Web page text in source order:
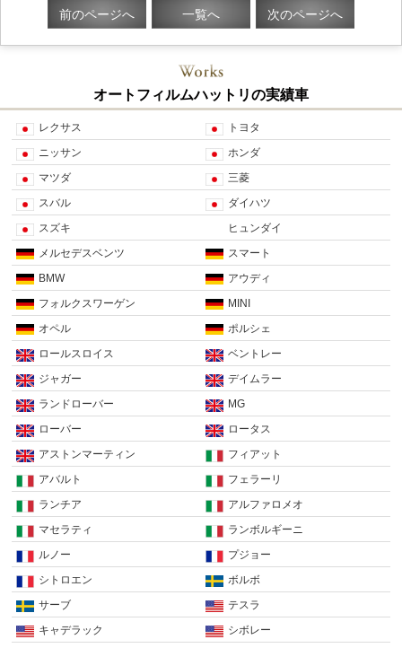
前のページへ 一覧へ 次のページへ
オートフィルムハットリの実績車
レクサス
トヨタ
ニッサン
ホンダ
マツダ
三菱
スバル
ダイハツ
スズキ
ヒュンダイ
メルセデスベンツ
スマート
BMW
アウディ
フォルクスワーゲン
MINI
オペル
ポルシェ
ロールスロイス
ベントレー
ジャガー
デイムラー
ランドローバー
MG
ローバー
ロータス
アストンマーティン
フィアット
アバルト
フェラーリ
ランチア
アルファロメオ
マセラティ
ランボルギーニ
ルノー
プジョー
シトロエン
ボルボ
サーブ
テスラ
キャデラック
シボレー